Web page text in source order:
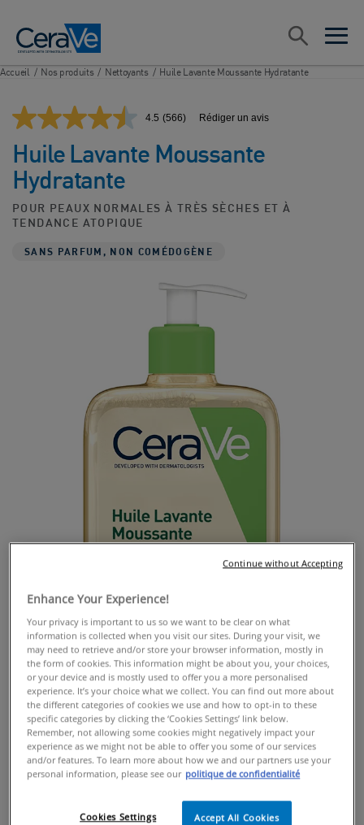
open
open
Rechercher
Accueil / Nos produits / Nettoyants / Huile Lavante Moussante Hydratante
4.5 Lire
avis.
Lien
même
page.
(566) Rédiger un avis
Huile Lavante Moussante
Hydratante
POUR PEAUX NORMALES À TRÈS SÈCHES ET À
TENDANCE ATOPIQUE
SANS PARFUM, NON COMÉDOGÈNE
ACHETER
Enhance Your Experience!
Your privacy is important to us so we want to be clear on what
information is collected when you visit our sites. During your visit, we
may need to retrieve and/or store your browser information, mostly in
the form of cookies. This information might be about you, your choices,
or your device and is mostly used to offer you a more personalised
experience. It’s your choice what we collect. You can find out more about
the different categories of cookies we use and how to opt-in to these
specific categories by clicking the ‘Cookies Settings’ link below.
Remember, not allowing some cookies might negatively impact your
experience as we might not be able to offer you some of our services
and/or features. To learn more about how we and our partners use your
personal information, please see our politique de confidentialité
Cookies Settings Accept All Cookies
Continue without Accepting